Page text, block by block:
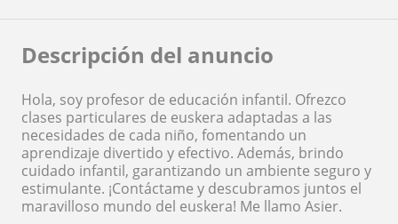
Descripción del anuncio
Hola, soy profesor de educación infantil. Ofrezco
clases particulares de euskera adaptadas a las
necesidades de cada niño, fomentando un
aprendizaje divertido y efectivo. Además, brindo
cuidado infantil, garantizando un ambiente seguro y
estimulante. ¡Contáctame y descubramos juntos el
maravilloso mundo del euskera! Me llamo Asier.